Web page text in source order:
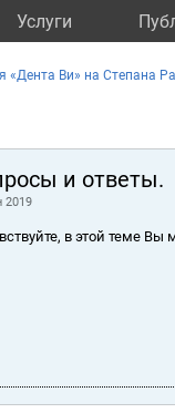
Услуги
«Дента Ви» на Степана
и ответы.
2019
в этой теме